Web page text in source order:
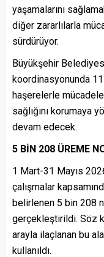
yaşamalarını
diğer zararlılarla
sürdürüyor.
Büyükşehir
koordinasyonunda
haşerelerle mücadele
sağlığını korumaya
devam edecek.
5 BİN 208 ÜREME
1 Mart-31 Mayıs
çalışmalar
belirlenen 5 bin 208
gerçekleştirildi. Söz
arayla ilaçlanan bu
kullanıldı.